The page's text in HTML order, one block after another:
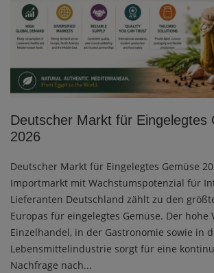
Deutscher Markt für Eingelegtes
2026
Deutscher Markt für Eingelegtes Gemüse
Importmarkt mit Wachstumspotenzial für
Lieferanten Deutschland zählt zu den
Europas für eingelegtes Gemüse. Der hohe
Einzelhandel, in der Gastronomie sowie in
Lebensmittelindustrie sorgt für eine
Nachfrage nach...